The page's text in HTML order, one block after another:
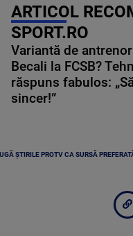
ARTICOL
SPORT.RO
Variantă de
Becali la FCSB?
răspuns fabulos:
sincer!”
ȘTIRILE PROTV CA SURSĂ